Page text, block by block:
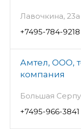
Лавочкина,
+7495-784-9218
Амтел, ООО,
компания
Большая
+7495-966-3841